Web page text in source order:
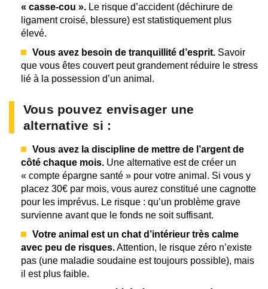
« casse-cou ». Le risque d’accident (déchirure de
ligament croisé, blessure) est statistiquement plus
élevé.
Vous avez besoin de tranquillité d’esprit. Savoir
que vous êtes couvert peut grandement réduire le stress
lié à la possession d’un animal.
Vous pouvez envisager une
alternative si :
Vous avez la discipline de mettre de l’argent de
côté chaque mois. Une alternative est de créer un
« compte épargne santé » pour votre animal. Si vous y
placez 30€ par mois, vous aurez constitué une cagnotte
pour les imprévus. Le risque : qu’un problème grave
survienne avant que le fonds ne soit suffisant.
Votre animal est un chat d’intérieur très calme
avec peu de risques.Attention, le risque zéro n’existe
pas (une maladie soudaine est toujours possible), mais
il est plus faible.